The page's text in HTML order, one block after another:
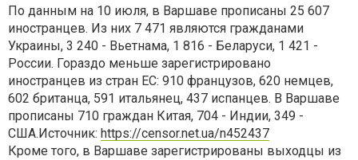
По данным на 10 июля, в Варшаве прописаны 25 607
иностранцев. Из них 7 471 являются гражданами
Украины, 3 240 - Вьетнама, 1 816 - Беларуси, 1 421 -
России. Гораздо меньше зарегистрировано
иностранцев из стран ЕС: 910 французов, 620 немцев,
602 британца, 591 итальянец, 437 испанцев. В Варшаве
прописаны 710 граждан Китая, 704 - Индии, 349 -
США.Источник: https://censor.net.ua/n452437
Кроме того, в Варшаве зарегистрированы выходцы из